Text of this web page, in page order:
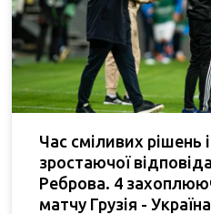
Час сміливих рішень і
зростаючої
Реброва. 4
матчу Грузія -